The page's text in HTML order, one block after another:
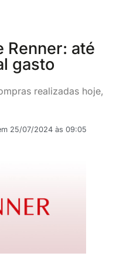
Renner: até
gasto
realizadas hoje,
25/07/2024 às 09:05